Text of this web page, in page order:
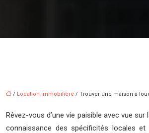
/ Location immobilière / Trouver une maison à
Rêvez-vous d’une vie paisible avec vue
connaissance des spécificités locales